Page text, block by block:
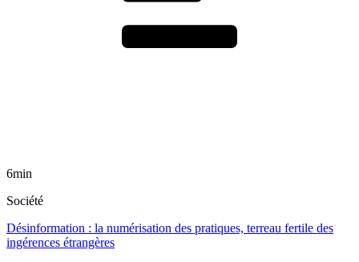
6min
Société
Désinformation : la numérisation des pratiques, terreau fertile des
ingérences étrangères